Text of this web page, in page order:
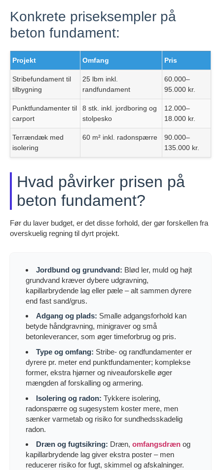
Konkrete priseksempler på
beton fundament:
Projekt Omfang Pris
Stribefundament til
tilbygning
25 lbm inkl.
randfundament
60.000–
95.000 kr.
Punktfundamenter til
carport
8 stk. inkl. jordboring og
stolpesko
12.000–
18.000 kr.
Terrændæk med
isolering
60 m² inkl. radonspærre
90.000–
135.000 kr.
Hvad påvirker prisen på
beton fundament?
Før du laver budget, er det disse forhold, der gør forskellen fra
overskuelig regning til dyrt projekt.
Jordbund og grundvand: Blød ler, muld og højt
grundvand kræver dybere udgravning,
kapillarbrydende lag eller pæle – alt sammen dyrere
end fast sand/grus.
Adgang og plads: Smalle adgangsforhold kan
betyde håndgravning, minigraver og små
betonleverancer, som øger timeforbrug og pris.
Type og omfang: Stribe- og randfundamenter er
dyrere pr. meter end punktfundamenter; komplekse
former, ekstra hjørner og niveauforskelle øger
mængden af forskalling og armering.
Isolering og radon: Tykkere isolering,
radonspærre og sugesystem koster mere, men
sænker varmetab og risiko for sundhedsskadelig
radon.
Dræn og fugtsikring: Dræn, omfangsdræn og
kapillarbrydende lag giver ekstra poster – men
reducerer risiko for fugt, skimmel og afskalninger.